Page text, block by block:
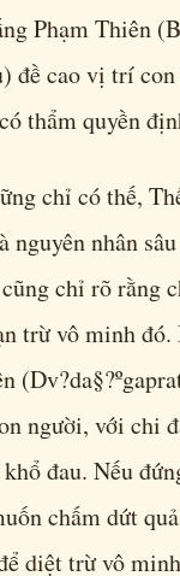
Phạm Thiên
đề cao vị trí
thẩm quyền
chỉ có thế,
nguyên nhân
chỉ rõ
trừ vô minh
người, với chi
đau. Nếu
chấm dứt
diệt trừ vô